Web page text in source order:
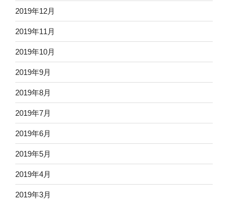
2019年12月
2019年11月
2019年10月
2019年9月
2019年8月
2019年7月
2019年6月
2019年5月
2019年4月
2019年3月